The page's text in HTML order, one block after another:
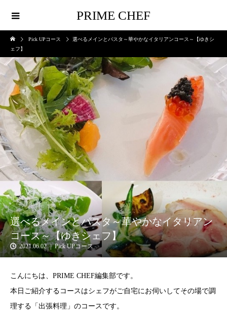
PRIME CHEF
Pick UPコース
選べるメインとパスタ～華やかなイタリアンコース～【ゆきシ
ェフ】
選べるメインとパスタ～華やかなイタリアン
コース～【ゆきシェフ】
2021.06.02 Pick UPコース
こんにちは、PRIME CHEF編集部です。
本日ご紹介するコースはシェフがご自宅にお伺いしてその場で調
理する「出張料理」のコースです。